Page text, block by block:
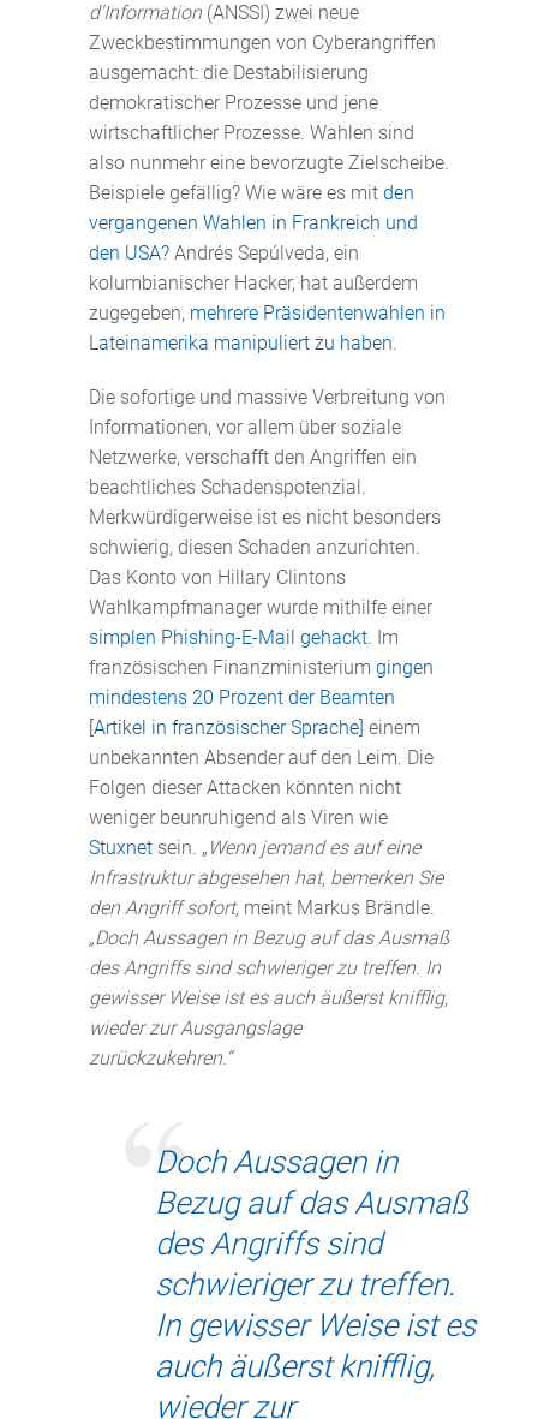
d'Information (ANSSI) zwei neue
Zweckbestimmungen von Cyberangriffen
ausgemacht: die Destabilisierung
demokratischer Prozesse und jene
wirtschaftlicher Prozesse. Wahlen sind
also nunmehr eine bevorzugte Zielscheibe.
Beispiele gefällig? Wie wäre es mit den
vergangenen Wahlen in Frankreich und
den USA? Andrés Sepúlveda, ein
kolumbianischer Hacker, hat außerdem
zugegeben, mehrere Präsidentenwahlen in
Lateinamerika manipuliert zu haben.
Die sofortige und massive Verbreitung von
Informationen, vor allem über soziale
Netzwerke, verschafft den Angriffen ein
beachtliches Schadenspotenzial.
Merkwürdigerweise ist es nicht besonders
schwierig, diesen Schaden anzurichten.
Das Konto von Hillary Clintons
Wahlkampfmanager wurde mithilfe einer
simplen Phishing-E-Mail gehackt. Im
französischen Finanzministerium gingen
mindestens 20 Prozent der Beamten
[Artikel in französischer Sprache] einem
unbekannten Absender auf den Leim. Die
Folgen dieser Attacken könnten nicht
weniger beunruhigend als Viren wie
Stuxnet sein. „ Wenn jemand es auf eine
Infrastruktur abgesehen hat, bemerken Sie
den Angriff sofort, meint Markus Brändle.
„Doch Aussagen in Bezug auf das Ausmaß
des Angriffs sind schwieriger zu treffen. In
gewisser Weise ist es auch äußerst knifflig,
wieder zur Ausgangslage
zurückzukehren.“
Doch Aussagen in
Bezug auf das Ausmaß
des Angriffs sind
schwieriger zu treffen.
In gewisser Weise ist es
auch äußerst knifflig,
wieder zur